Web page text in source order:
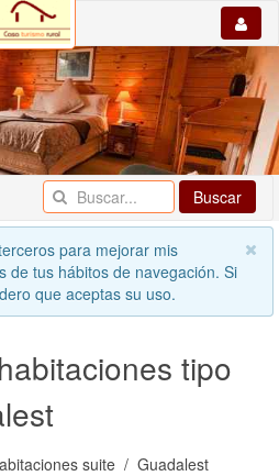
Buscar
para mejorar mis
de tus hábitos de navegación. Si
que aceptas su uso.
tipo
suite Guadalest